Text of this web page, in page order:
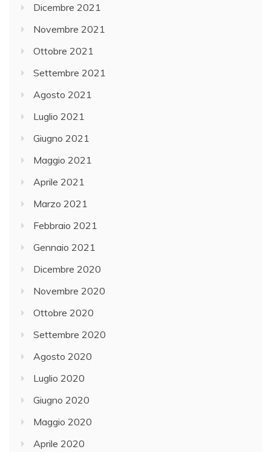
Dicembre 2021
Novembre 2021
Ottobre 2021
Settembre 2021
Agosto 2021
Luglio 2021
Giugno 2021
Maggio 2021
Aprile 2021
Marzo 2021
Febbraio 2021
Gennaio 2021
Dicembre 2020
Novembre 2020
Ottobre 2020
Settembre 2020
Agosto 2020
Luglio 2020
Giugno 2020
Maggio 2020
Aprile 2020